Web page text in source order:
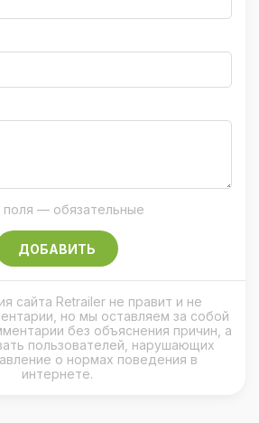
поля — обязательные
ДОБАВИТЬ
сайта Retrailer не правит и не
но мы оставляем за собой
без объяснения причин, а
пользователей, нарушающих
о нормах поведения в
интернете.